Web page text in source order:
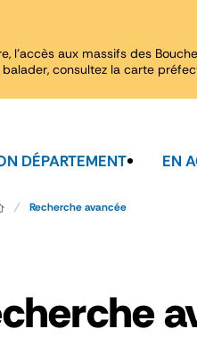
l'accès aux massifs des
consultez la carte
DÉPARTEMENT EN
Recherche avancée